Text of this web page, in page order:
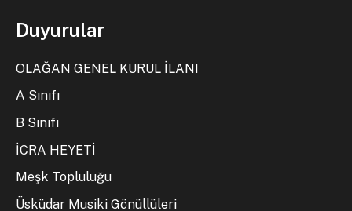
Duyurular
OLAĞAN GENEL KURUL İLANI
A Sınıfı
B Sınıfı
İCRA HEYETİ
Meşk Topluluğu
Üsküdar Musiki Gönüllüleri